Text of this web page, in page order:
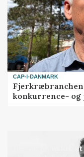
CAP-I-DANMARK
konkurrence-
Det er en uskik